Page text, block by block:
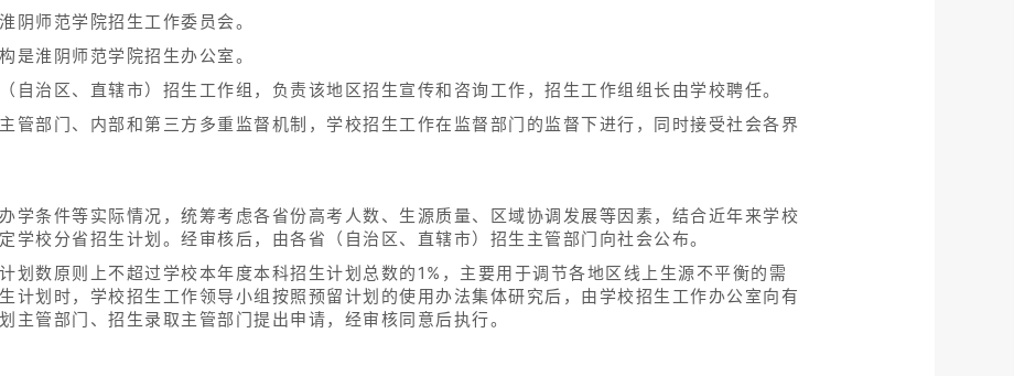
阴师范学院招生工作委员会。
是淮阴师范学院招生办公室。
自治区、直辖市）招生工作组，负责该地区招生宣传和咨询工作，招生工作组组长由学校聘任。
管部门、内部和第三方多重监督机制，学校招生工作在监督部门的监督下进行，同时接受社会各界
学条件等实际情况，统筹考虑各省份高考人数、生源质量、区域协调发展等因素，结合近年来学校
学校分省招生计划。经审核后，由各省（自治区、直辖市）招生主管部门向社会公布。
划数原则上不超过学校本年度本科招生计划总数的1%，主要用于调节各地区线上生源不平衡的需
计划时，学校招生工作领导小组按照预留计划的使用办法集体研究后，由学校招生工作办公室向有
主管部门、招生录取主管部门提出申请，经审核同意后执行。